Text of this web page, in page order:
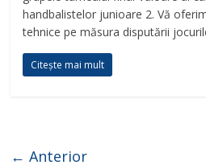
handbalistelor junioare 2. Vă
tehnice pe măsura disputării
Citește mai mult
← Anterior